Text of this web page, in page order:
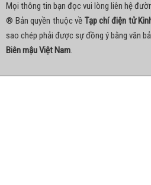
Mọi thông tin bạn đọc vui lòng liên hệ
® Bản quyền thuộc về Tạp chí điện tử
sao chép phải được sự đồng ý bằng văn
Biên mậu Việt Nam.